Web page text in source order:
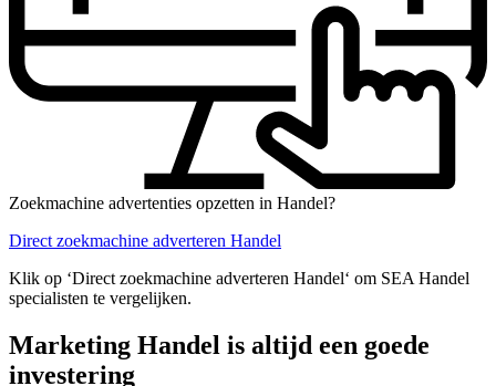
Zoekmachine advertenties opzetten in Handel?
Direct zoekmachine adverteren Handel
Klik op ‘Direct zoekmachine adverteren Handel‘ om SEA Handel
specialisten te vergelijken.
Marketing Handel is altijd een goede
investering